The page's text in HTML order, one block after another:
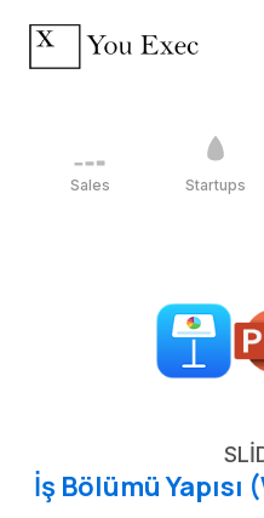
Sales Startups
İş Bölümü